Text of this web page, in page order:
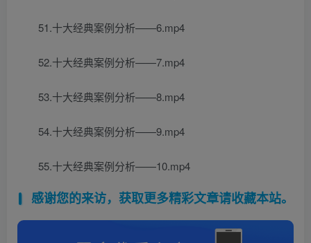
51.十大经典案例分析——6.mp4
52.十大经典案例分析——7.mp4
53.十大经典案例分析——8.mp4
54.十大经典案例分析——9.mp4
55.十大经典案例分析——10.mp4
感谢您的来访，获取更多精彩文章请收藏本站。